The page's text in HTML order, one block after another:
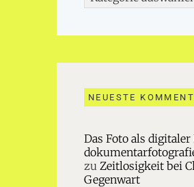
NEUESTE
Das Foto als
zu Zeitlosigkeit bei
Gegenwart